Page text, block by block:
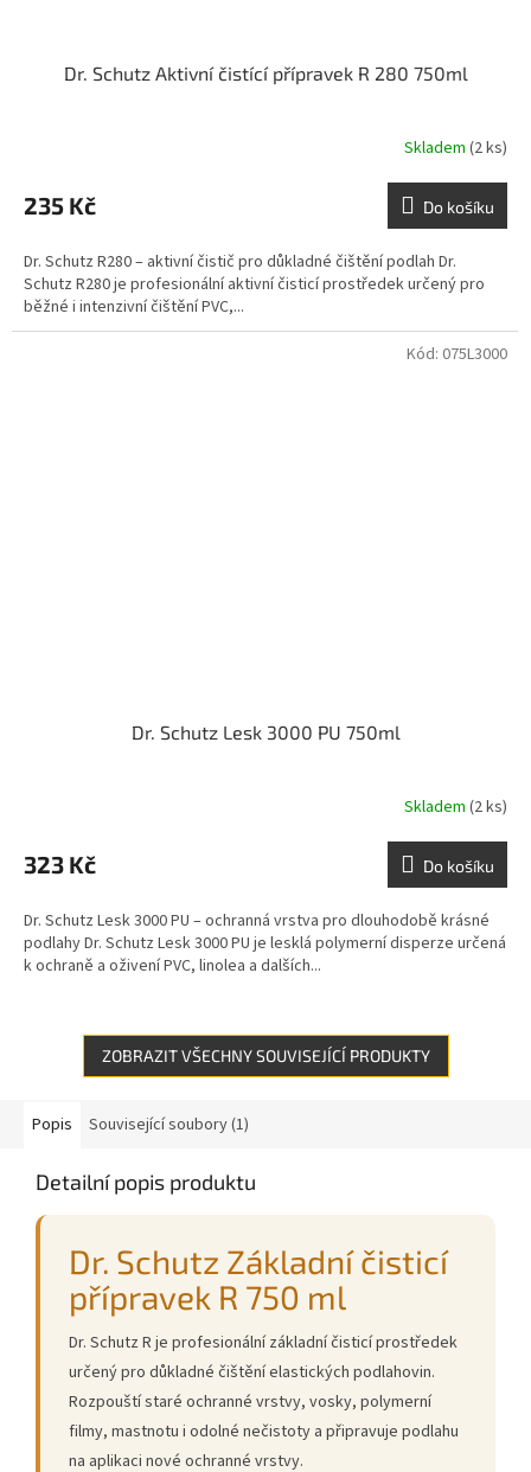
Dr. Schutz Aktivní čistící přípravek R 280 750ml
Skladem (2 ks)
235 Kč Do košíku
Dr. Schutz R280 – aktivní čistič pro důkladné čištění podlah Dr.
Schutz R280 je profesionální aktivní čisticí prostředek určený pro
běžné i intenzivní čištění PVC,...
Dr. Schutz Lesk 3000 PU 750ml
Skladem (2 ks)
323 Kč Do košíku
Dr. Schutz Lesk 3000 PU – ochranná vrstva pro dlouhodobě krásné
podlahy Dr. Schutz Lesk 3000 PU je lesklá polymerní disperze určená
k ochraně a oživení PVC, linolea a dalších...
Kód: 075L3000
ZOBRAZIT VŠECHNY SOUVISEJÍCÍ PRODUKTY
Popis Související soubory (1)
Detailní popis produktu
Dr. Schutz Základní čisticí
přípravek R 750 ml
Dr. Schutz R je profesionální základní čisticí prostředek
určený pro důkladné čištění elastických podlahovin.
Rozpouští staré ochranné vrstvy, vosky, polymerní
filmy, mastnotu i odolné nečistoty a připravuje podlahu
na aplikaci nové ochranné vrstvy.